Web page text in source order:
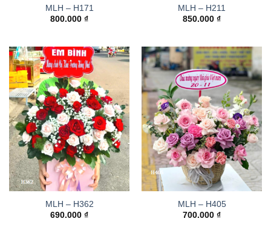
MLH – H171
800.000 ₫
MLH – H211
850.000 ₫
MLH – H362
690.000 ₫
MLH – H405
700.000 ₫